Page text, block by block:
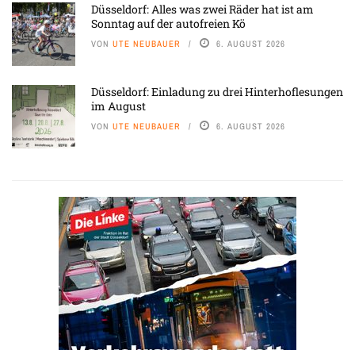
Düsseldorf: Alles was zwei Räder hat ist am
Sonntag auf der autofreien Kö
VON UTE NEUBAUER 6. AUGUST 2026
Düsseldorf: Einladung zu drei Hinterhoflesungen
im August
VON UTE NEUBAUER 6. AUGUST 2026